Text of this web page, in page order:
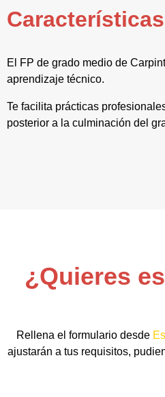
Características
El FP de grado medio de
aprendizaje técnico.
Te facilita prácticas
posterior a la culminación del
¿Quieres
Rellena el formulario desde
ajustarán a tus requisitos,